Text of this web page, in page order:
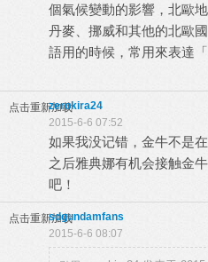
個氣候變動的影響，北歐
丹麥、挪威和其他的北歐
語用的時候，常用來表達
点击重新加载zerokira24
2015-6-6 07:52
如果我没记错，金牛不是
之后雅典娜有机会接触金
吧！
点击重新加载sdgundamfans
2015-6-6 08:07